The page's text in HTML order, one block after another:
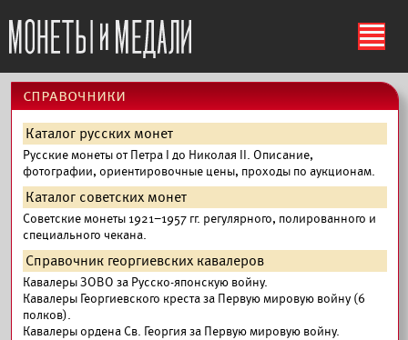
ś
справочники
Каталог русских монет
Русские монеты от Петра I до Николая II. Описание,
фотографии, ориентировочные цены, проходы по аукционам.
Каталог советских монет
Советские монеты 1921–1957 гг. регулярного, полированного и
специального чекана.
Справочник георгиевских кавалеров
Кавалеры ЗОВО за Русско-японскую войну.
Кавалеры Георгиевского креста за Первую мировую войну (6
полков).
Кавалеры ордена Св. Георгия за Первую мировую войну.